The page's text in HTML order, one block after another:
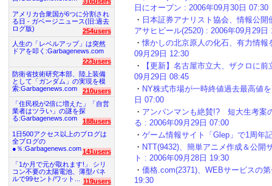
日にオープン : 2006年09月30日 07:30
・ 日本証券アナリスト協会、情報公
アサヒビール(2520) : 2006年09月29日
・懐かしの北京原人の化石、有力情
09月29日 12:30
・
【更新】名古屋市立大、ザクロに
09月29日 08:45
・ NY株式市場が一時終値過去最高値
日 07:00
・ アンパンマンも絶賛!? 短大生考案
る : 2006年09月29日 07:00
・ ゲーム情報サイト「Glep」で1周年
・ NTT(9432)、簡単アニメ作成＆公開
ト : 2006年09月28日 19:30
・ 価格.com(2371)、WEBサービスの
19:30
アメリカ合衆国が6つに分割され
る日 - ガベージニュース(旧:過去
ログ版)
254users
人生の「レベルアップ」は突然
ドアを叩く:Garbagenews.com
223users
防衛省技術研究本部、陸上装備
として「ガンダム」の実現を模
索:Garbagenews.com
210users
「住民税が2倍に増えた」「自営
業者はツラい」の謎を探
る:Garbagenews.com
188users
1日500アクセス以上のブログは
全ブログの
●％:Garbagenews.com 141users
「1か月で元が取れます!」 シリ
コン不要の太陽電池、薄型パネ
ルで99セント/ワット...
119users